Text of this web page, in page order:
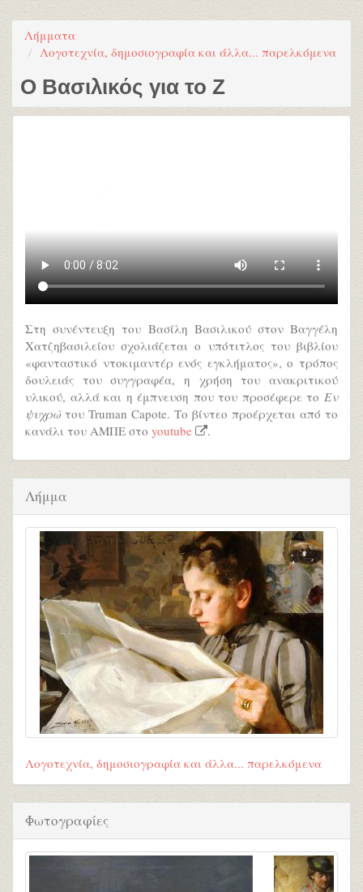
Λήμματα
Λογοτεχνία, δημοσιογραφία και άλλα... παρελκόμενα
Ο Βασιλικός για το Ζ
Στη συνέντευξη του Βασίλη Βασιλικού στον Βαγγέλη
Χατζηβασιλείου σχολιάζεται ο υπότιτλος του βιβλίου
«φανταστικό ντοκιμαντέρ ενός εγκλήματος», ο τρόπος
δουλειάς του συγγραφέα, η χρήση του ανακριτικού
υλικού, αλλά και η έμπνευση που του προσέφερε το Εν
ψυχρώ του Truman Capote. Το βίντεο προέρχεται από το
κανάλι του ΑΜΠΕ στο youtube .
Λήμμα
Λογοτεχνία, δημοσιογραφία και άλλα... παρελκόμενα
Φωτογραφίες